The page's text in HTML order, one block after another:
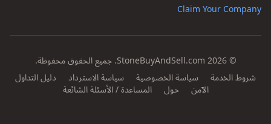
Claim Your Company
© 2026 StoneBuyAndSell.com. جميع الحقوق محفوظة.
شروط الخدمة
سياسة الخصوصية سياسة الاسترداد دليل التداول
الآمن حول المساعدة / الأسئلة الشائعة